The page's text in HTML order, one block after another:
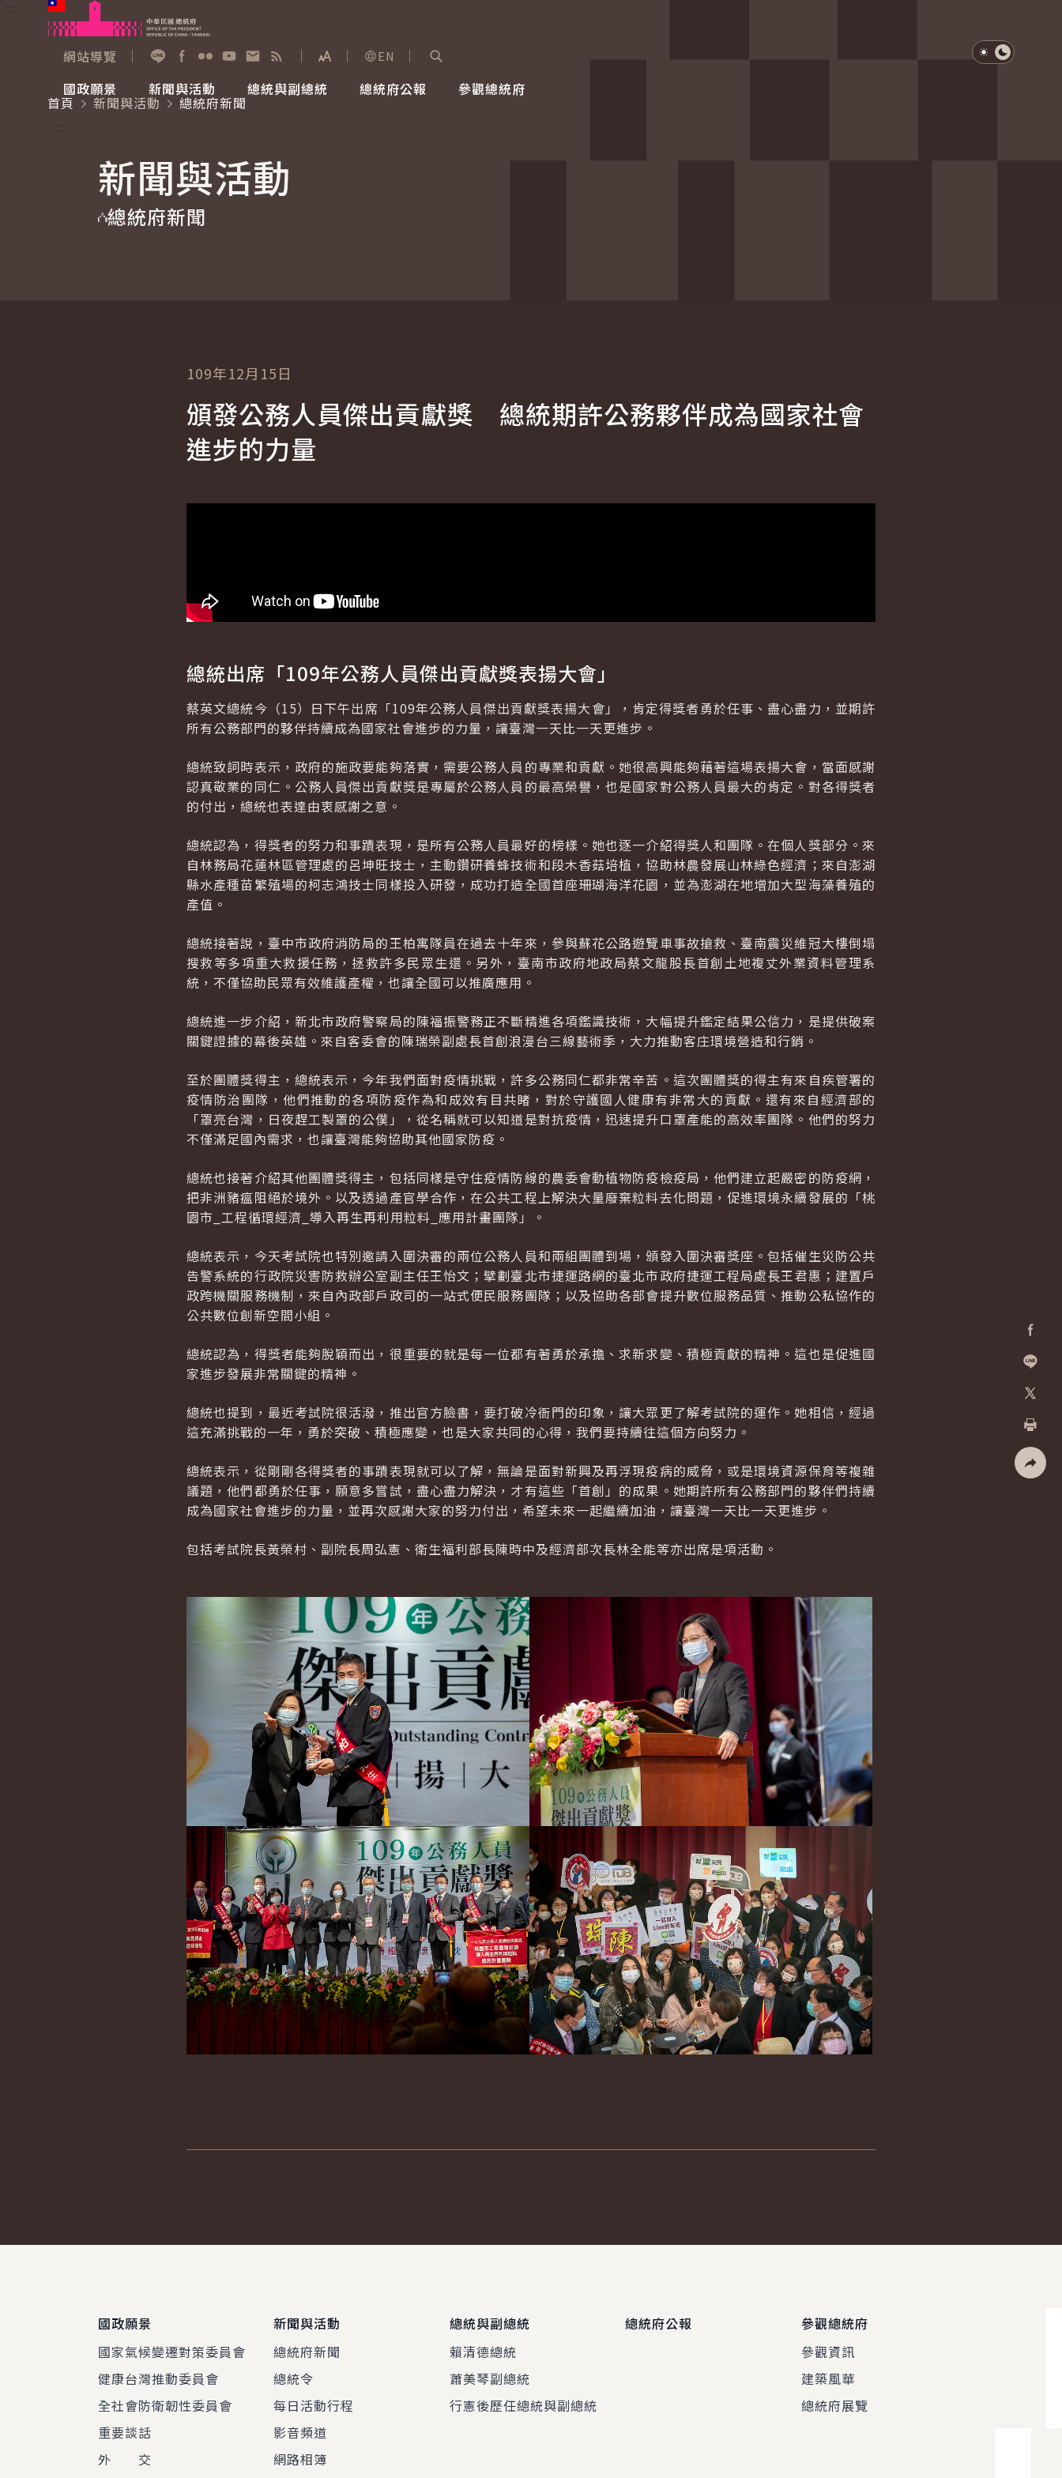
跳到主要內容
網站導覽
展開字級選單
EN
國政願景
國家氣候變遷對策委員會
重要談話
新聞與活動
總統府新聞
影音頻道
總統與副總統
賴清德總統
總統府公報 參觀總統府
參觀資訊
淺色模式
深色模式
首頁
新聞與活動
總統府新聞
新聞與活動
總統府新聞
加入好
列印
109年12月15日
頒發公務人員傑出貢獻獎 總統期許公務夥伴成為國家社會
進步的力量
總統出席「109年公務人員傑出貢獻獎表揚大會」
蔡英文總統今（15）日下午出席「109年公務人員傑出貢獻獎表揚大會」，肯定得獎者勇於任事、盡心盡力，並期許
所有公務部門的夥伴持續成為國家社會進步的力量，讓臺灣一天比一天更進步。
總統致詞時表示，政府的施政要能夠落實，需要公務人員的專業和貢獻。她很高興能夠藉著這場表揚大會，當面感謝
認真敬業的同仁。公務人員傑出貢獻獎是專屬於公務人員的最高榮譽，也是國家對公務人員最大的肯定。對各得獎者
的付出，總統也表達由衷感謝之意。
總統認為，得獎者的努力和事蹟表現，是所有公務人員最好的榜樣。她也逐一介紹得獎人和團隊。在個人獎部分。來
自林務局花蓮林區管理處的呂坤旺技士，主動鑽研養蜂技術和段木香菇培植，協助林農發展山林綠色經濟；來自澎湖
縣水產種苗繁殖場的柯志鴻技士同樣投入研發，成功打造全國首座珊瑚海洋花園，並為澎湖在地增加大型海藻養殖的
產值。
總統接著說，臺中市政府消防局的王柏寓隊員在過去十年來，參與蘇花公路遊覽車事故搶救、臺南震災維冠大樓倒塌
搜救等多項重大救援任務，拯救許多民眾生還。另外，臺南市政府地政局蔡文龍股長首創土地複丈外業資料管理系
統，不僅協助民眾有效維護產權，也讓全國可以推廣應用。
總統進一步介紹，新北市政府警察局的陳福振警務正不斷精進各項鑑識技術，大幅提升鑑定結果公信力，是提供破案
關鍵證據的幕後英雄。來自客委會的陳瑞榮副處長首創浪漫台三線藝術季，大力推動客庄環境營造和行銷。
至於團體獎得主，總統表示，今年我們面對疫情挑戰，許多公務同仁都非常辛苦。這次團體獎的得主有來自疾管署的
疫情防治團隊，他們推動的各項防疫作為和成效有目共睹，對於守護國人健康有非常大的貢獻。還有來自經濟部的
「罩亮台灣，日夜趕工製罩的公僕」，從名稱就可以知道是對抗疫情，迅速提升口罩產能的高效率團隊。他們的努力
不僅滿足國內需求，也讓臺灣能夠協助其他國家防疫。
總統也接著介紹其他團體獎得主，包括同樣是守住疫情防線的農委會動植物防疫檢疫局，他們建立起嚴密的防疫網，
把非洲豬瘟阻絕於境外。以及透過產官學合作，在公共工程上解決大量廢棄粒料去化問題，促進環境永續發展的「桃
園市_工程循環經濟_導入再生再利用粒料_應用計畫團隊」。
總統表示，今天考試院也特別邀請入圍決審的兩位公務人員和兩組團體到場，頒發入圍決審獎座。包括催生災防公共
告警系統的行政院災害防救辦公室副主任王怡文；擘劃臺北市捷運路網的臺北市政府捷運工程局處長王君惠；建置戶
政跨機關服務機制，來自內政部戶政司的一站式便民服務團隊；以及協助各部會提升數位服務品質、推動公私協作的
公共數位創新空間小組。
總統認為，得獎者能夠脫穎而出，很重要的就是每一位都有著勇於承擔、求新求變、積極貢獻的精神。這也是促進國
家進步發展非常關鍵的精神。
總統也提到，最近考試院很活潑，推出官方臉書，要打破冷衙門的印象，讓大眾更了解考試院的運作。她相信，經過
這充滿挑戰的一年，勇於突破、積極應變，也是大家共同的心得，我們要持續往這個方向努力。
總統表示，從剛剛各得獎者的事蹟表現就可以了解，無論是面對新興及再浮現疫病的威脅，或是環境資源保育等複雜
議題，他們都勇於任事，願意多嘗試，盡心盡力解決，才有這些「首創」的成果。她期許所有公務部門的夥伴們持續
成為國家社會進步的力量，並再次感謝大家的努力付出，希望未來一起繼續加油，讓臺灣一天比一天更進步。
包括考試院長黃榮村、副院長周弘憲、衛生福利部長陳時中及經濟部次長林全能等亦出席是項活動。
國政願景
國家氣候變遷對策委員會
健康台灣推動委員會
全社會防衛韌性委員會
重要談話
外 交
新聞與活動
總統府新聞
總統令
每日活動行程
影音頻道
網路相簿
總統與副總統
賴清德總統
蕭美琴副總統
行憲後歷任總統與副總統
總統府公報
參觀總統府
參觀資訊
建築風華
總統府展覽